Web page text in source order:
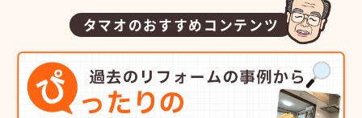
タマオのおすすめコンテンツ